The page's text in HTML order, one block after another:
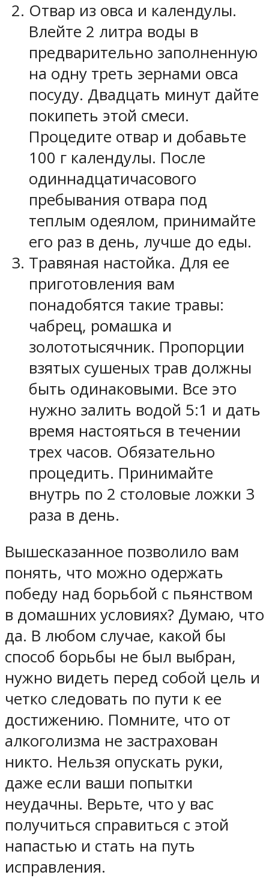
Отвар из овса и календулы.
Влейте 2 литра воды в
предварительно заполненную
на одну треть зернами овса
посуду. Двадцать минут дайте
покипеть этой смеси.
Процедите отвар и добавьте
100 г календулы. После
одиннадцатичасового
пребывания отвара под
теплым одеялом, принимайте
его раз в день, лучше до еды.
Травяная настойка. Для ее
приготовления вам
понадобятся такие травы:
чабрец, ромашка и
золототысячник. Пропорции
взятых сушеных трав должны
быть одинаковыми. Все это
нужно залить водой 5:1 и дать
время настояться в течении
трех часов. Обязательно
процедить. Принимайте
внутрь по 2 столовые ложки 3
раза в день.
Вышесказанное позволило вам
понять, что можно одержать
победу над борьбой с пьянством
в домашних условиях? Думаю, что
да. В любом случае, какой бы
способ борьбы не был выбран,
нужно видеть перед собой цель и
четко следовать по пути к ее
достижению. Помните, что от
алкоголизма не застрахован
никто. Нельзя опускать руки,
даже если ваши попытки
неудачны. Верьте, что у вас
получиться справиться с этой
напастью и стать на путь
исправления.